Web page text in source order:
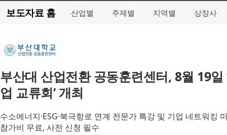
보도자료 홈 산업별 주제별 지역별 상장사
부산대 산업전환 공동훈련센터, 8월 19
업 교류회’ 개최
수소에너지·ESG·북극항로 연계 전문가 특강 및 기업 네트워킹
참가비 무료, 사전 신청 필수